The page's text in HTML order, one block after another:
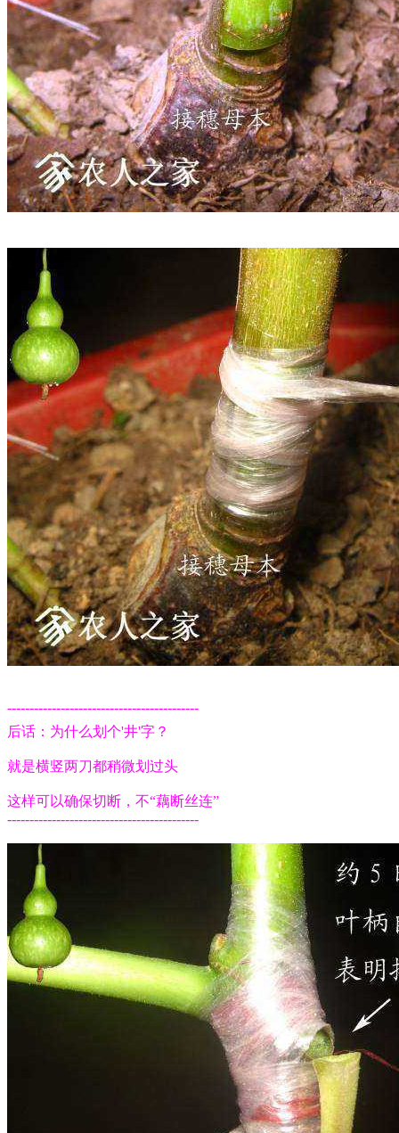
-------------------------------------------
后话： 为什么划个'井'字？
就是横竖两刀都稍微划过头
这样可以确保切断，不“藕断丝连”
-------------------------------------------